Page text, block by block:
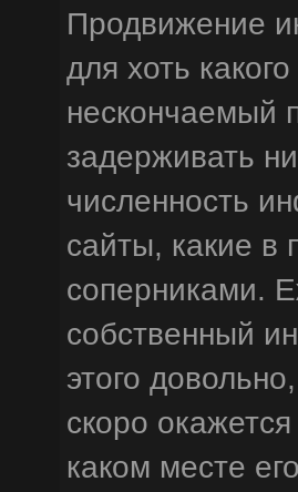
Продвижение
для хоть
нескончаемый
задерживать
численность
сайты, какие в
соперниками.
собственный
этого
скоро
каком месте